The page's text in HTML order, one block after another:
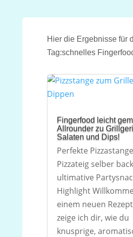
Hier die Ergebnisse für
Tag:schnelles
Fingerfood leicht
Allrounder zu
Salaten und Dips!
Perfekte
Pizzateig selber
ultimative
Highlight
einem neuen
zeige ich dir, wie du
knusprige,